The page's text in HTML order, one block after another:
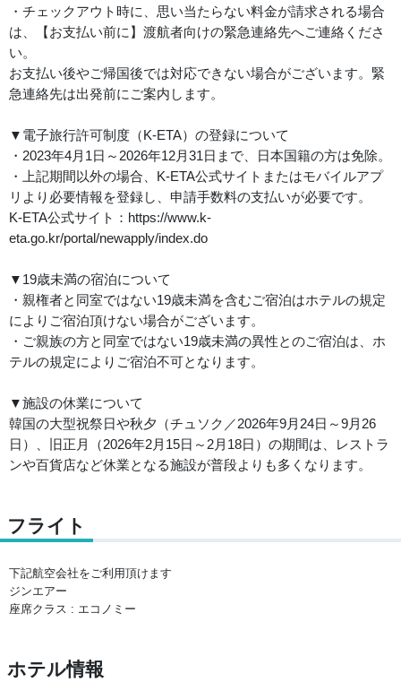
・チェックアウト時に、思い当たらない料金が請求される場合
は、【お支払い前に】渡航者向けの緊急連絡先へご連絡くださ
い。
お支払い後やご帰国後では対応できない場合がございます。緊
急連絡先は出発前にご案内します。
▼電子旅行許可制度（K-ETA）の登録について
・2023年4月1日～2026年12月31日まで、日本国籍の方は免除。
・上記期間以外の場合、K-ETA公式サイトまたはモバイルアプ
リより必要情報を登録し、申請手数料の支払いが必要です。
K-ETA公式サイト：https://www.k-
eta.go.kr/portal/newapply/index.do
▼19歳未満の宿泊について
・親権者と同室ではない19歳未満を含むご宿泊はホテルの規定
によりご宿泊頂けない場合がございます。
・ご親族の方と同室ではない19歳未満の異性とのご宿泊は、ホ
テルの規定によりご宿泊不可となります。
▼施設の休業について
韓国の大型祝祭日や秋夕（チュソク／2026年9月24日～9月26
日）、旧正月（2026年2月15日～2月18日）の期間は、レストラ
ンや百貨店など休業となる施設が普段よりも多くなります。
フライト
下記航空会社をご利用頂けます
ジンエアー
座席クラス : エコノミー
ホテル情報